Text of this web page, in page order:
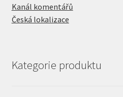
Kanál komentářů
Česká lokalizace
Kategorie produktu